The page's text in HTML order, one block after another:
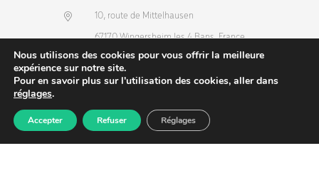
Produits Recherche Commande
10, route de Mittelhausen
67170 Wingersheim les 4 Bans, France
(+33) 3 88 68 36 53
info@dlv-france.fr
Nous utilisons des cookies pour vous offrir la meilleure
expérience sur notre site.
Pour en savoir plus sur l'utilisation des cookies, aller dans
réglages.
Accepter Refuser Réglages